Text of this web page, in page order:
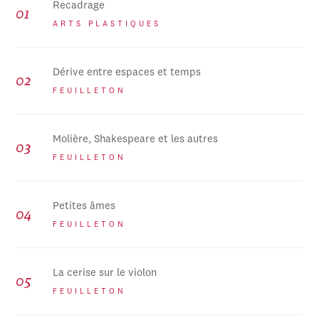
Recadrage
ARTS PLASTIQUES
Dérive entre espaces et temps
FEUILLETON
Molière, Shakespeare et les autres
FEUILLETON
Petites âmes
FEUILLETON
La cerise sur le violon
FEUILLETON